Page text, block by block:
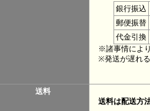
銀行振込
郵便振替
代金引換
※諸事情によ
※発送が遅れ
送料
送料は配送方